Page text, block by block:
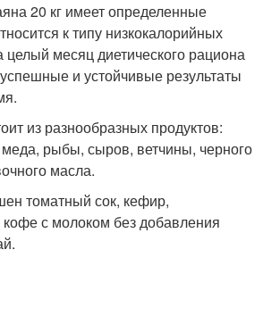
20 кг имеет определенные
к типу низкокалорийных
целый месяц диетического рациона
и устойчивые результаты
из разнообразных продуктов:
рыбы, сыров, ветчины, черного
масла.
томатный сок, кефир,
с молоком без добавления